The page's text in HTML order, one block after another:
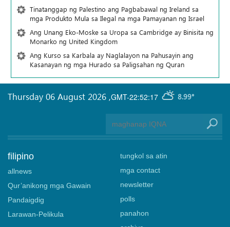
Tinatanggap ng Palestino ang Pagbabawal ng Ireland sa
mga Produkto Mula sa Ilegal na mga Pamayanan ng Israel
Ang Unang Eko-Moske sa Uropa sa Cambridge ay Binisita ng
Monarko ng United Kingdom
Ang Kurso sa Karbala ay Naglalayon na Pahusayin ang
Kasanayan ng mga Hurado sa Paligsahan ng Quran
GMT-22:52:17 8.99°
Thursday 06 August 2026 ,
filipino
allnews
Qur’anikong mga Gawain
Pandaigdig
Larawan-Pelikula
tungkol sa atin
mga contact
newsletter
polls
panahon